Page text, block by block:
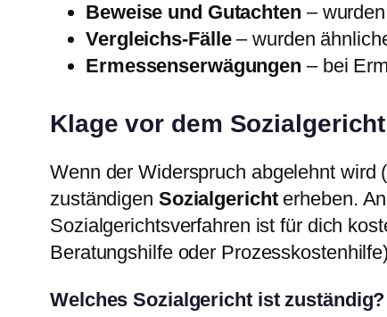
Beweise und Gutachten –
Vergleichs-Fälle– wurden
Ermessenserwägungen – bei
Klage vor dem
Wenn der Widerspruch abgelehnt wird
zuständigen Sozialgerichterheben.
Sozialgerichtsverfahren ist für dich
Beratungshilfe oder
Welches Sozialgericht ist zuständig?